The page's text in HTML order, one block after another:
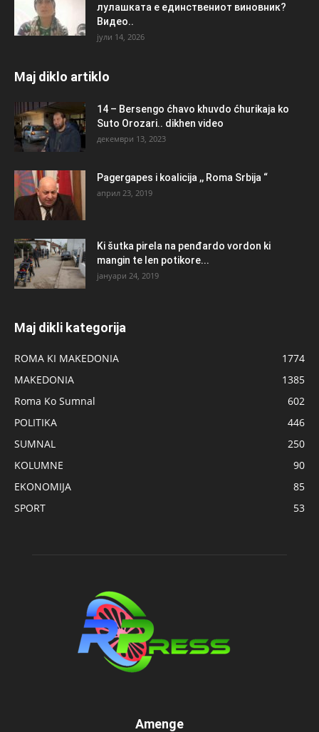
лулашката е единствениот виновник?
Видео..
јули 14, 2026
Maj diklo artiklo
14 – Bersengo ćhavo khuvdo ćhurikaja ko
Suto Orozari.. dikhen video
декември 13, 2023
Pagergapes i koalicija ,, Roma Srbija “
април 23, 2019
Ki šutka pirela na penđardo vordon ki
mangin te len potikore...
јануари 24, 2019
Maj dikli kategorija
ROMA KI MAKEDONIA
1774
MAKEDONIA
1385
Roma Ko Sumnal
602
POLITIKA
446
SUMNAL
250
KOLUMNE
90
EKONOMIJA
85
SPORT
53
Amenge